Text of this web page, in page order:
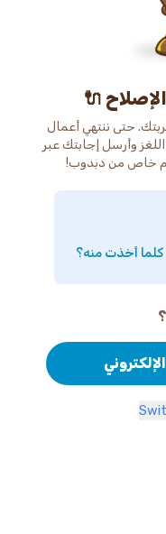
🔌
حتى ننتهي أعمال
وأرسل إجابتك عبر
خاص من دبدوب!
أخذت منه؟